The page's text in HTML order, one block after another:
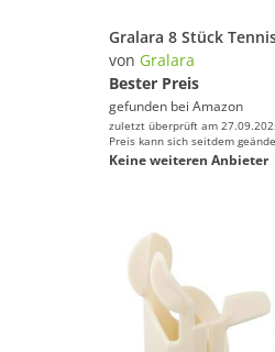
von Gralara
Bester Preis
gefunden bei Amazon
zuletzt überprüft am
Preis kann sich seitdem
Keine weiteren Anbieter